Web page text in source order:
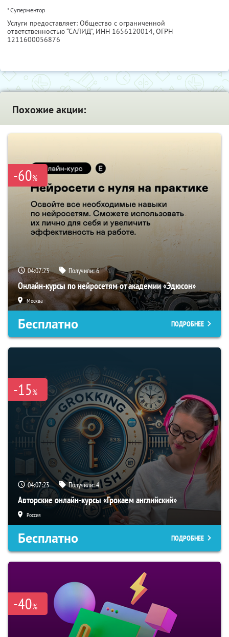
* Суперментор
Услуги предоставляет: Общество с ограниченной
ответственностью “САЛИД”, ИНН 1656120014, ОГРН
1211600056876
Похожие акции:
-60%
04:07:22 Получили:6
Онлайн-курсы по нейросетям от академии «Эдюсон»
Москва
Бесплатно ПОДРОБНЕЕ
-15%
04:07:22 Получили:4
Авторские онлайн-курсы «Грокаем английский»
Россия
Бесплатно ПОДРОБНЕЕ
-40%